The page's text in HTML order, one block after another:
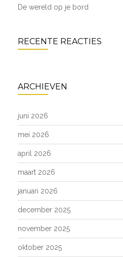
De wereld op je bord
RECENTE REACTIES
ARCHIEVEN
juni 2026
mei 2026
april 2026
maart 2026
januari 2026
december 2025
november 2025
oktober 2025